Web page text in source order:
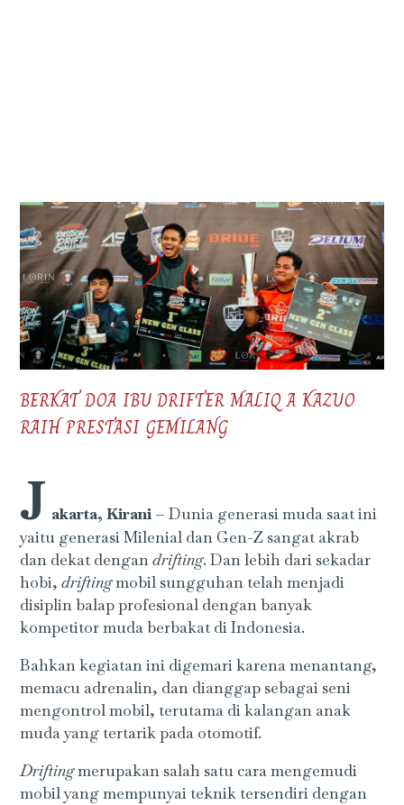
BERKAT DOA IBU DRIFTER MALIQ A KAZUO
RAIH PRESTASI GEMILANG
J akarta, Kirani – Dunia generasi muda saat ini
yaitu generasi Milenial dan Gen-Z sangat akrab
dan dekat dengandrifting. Dan lebih dari sekadar
hobi,driftingmobil sungguhan telah menjadi
disiplin balap profesional dengan banyak
kompetitor muda berbakat di Indonesia.
Bahkan kegiatan ini digemari karena menantang,
memacu adrenalin, dan dianggap sebagai seni
mengontrol mobil, terutama di kalangan anak
muda yang tertarik pada otomotif.
Driftingmerupakan salah satu cara mengemudi
mobil yang mempunyai teknik tersendiri dengan